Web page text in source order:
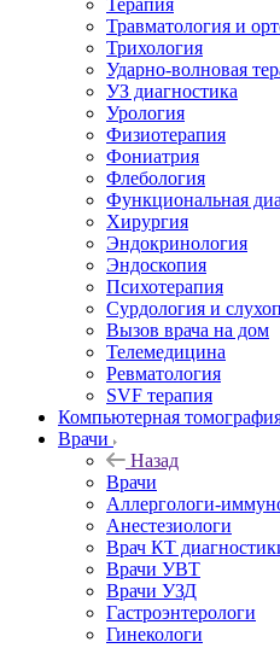
Терапия
Травматология и
Трихология
Ударно-волновая
УЗ диагностика
Урология
Физиотерапия
Фониатрия
Флебология
Функциональная
Хирургия
Эндокринология
Эндоскопия
Психотерапия
Сурдология и
Вызов врача на дом
Телемедицина
Ревматология
SVF терапия
Компьютерная
Врачи
Назад
Врачи
Аллергологи-
Анестезиологи
Врач КТ
Врачи УВТ
Врачи УЗД
Гастроэнтерологи
Гинекологи